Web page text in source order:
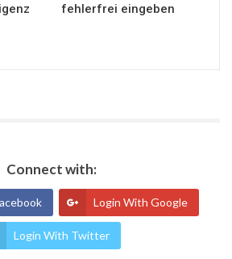
fehlerfrei eingeben
Connect with:
Login With Google
Login With Twitter